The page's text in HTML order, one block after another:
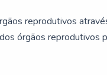
reprodutivos
órgãos reprodutivos